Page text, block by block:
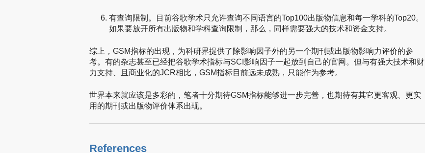
有查询限制。目前谷歌学术只允许查询不同语言的Top100出版物信息和每一学科的Top20。
如果要放开所有出版物和学科查询限制，那么，同样需要强大的技术和资金支持。
综上，GSM指标的出现，为科研界提供了除影响因子外的另一个期刊或出版物影响力评价的参
考。有的杂志甚至已经把谷歌学术指标与SCI影响因子一起放到自己的官网。但与有强大技术和财
力支持、且商业化的JCR相比，GSM指标目前远未成熟，只能作为参考。
世界本来就应该是多彩的，笔者十分期待GSM指标能够进一步完善，也期待有其它更客观、更实
用的期刊或出版物评价体系出现。
References